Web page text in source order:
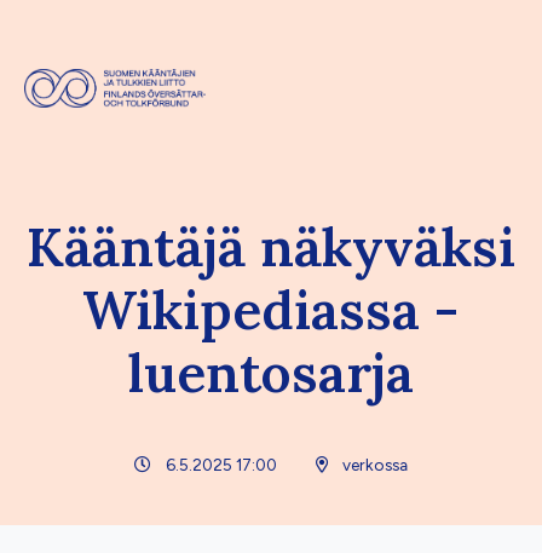
Kääntäjä näkyväksi
Wikipediassa -
luentosarja
6.5.2025 17:00 verkossa